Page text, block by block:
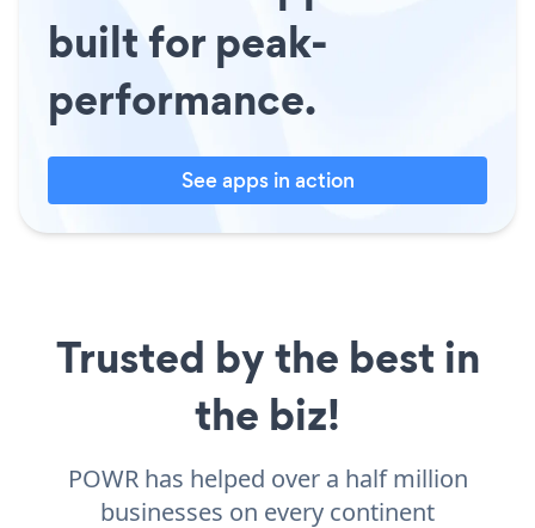
built for peak-
performance.
See apps in action
Trusted by the best in
the biz!
POWR has helped over a half million
businesses on every continent